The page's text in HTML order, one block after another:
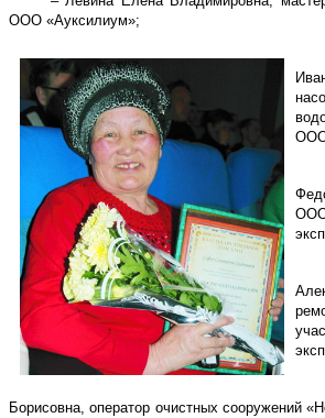
ООО «Ауксилиум»;
ООО
Борисовна, оператор очистных сооружений